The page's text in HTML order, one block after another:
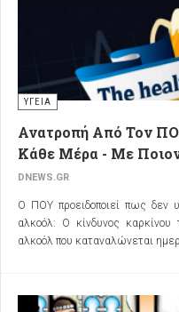
ΥΓΕΙΑ
Ανατροπή Από Τον
Κάθε Μέρα - Με
DNEWS.GR
Ο ΠΟΥ προειδοποιεί πως δεν
αλκοόλ: Ο κίνδυνος
αλκοόλ που καταναλώνεται